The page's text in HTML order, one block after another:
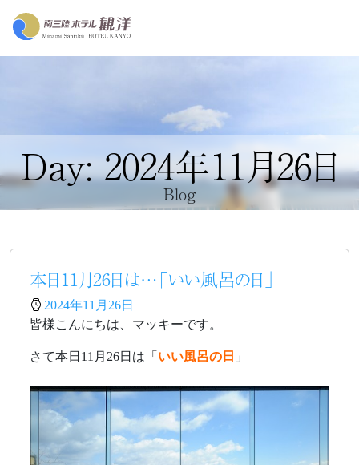
Day: 2024年11月26日
Blog
本日11月26日は…「いい風呂の日」
2024年11月26日
皆様こんにちは、マッキーです。
さて本日11月26日は「 いい風呂の日 」